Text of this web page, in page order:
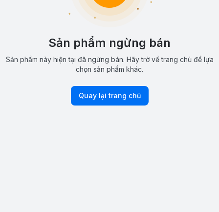
Sản phẩm ngừng bán
Sản phẩm này hiện tại đã ngừng bán. Hãy trở về trang chủ để lựa
chọn sản phẩm khác.
Quay lại trang chủ